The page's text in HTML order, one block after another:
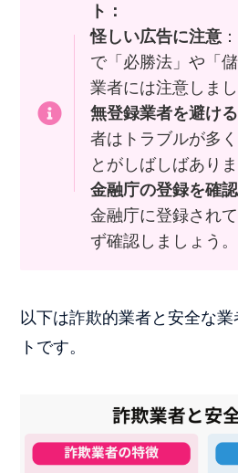
ト：
怪しい広告に注意
で「必勝法」や「
業者には注意しまし
無登録業者を避ける
者はトラブルが多
とがしばしばありま
金融庁の登録を確認
金融庁に登録され
ず確認しましょう。
以下は詐欺的業者と安全な
トです。